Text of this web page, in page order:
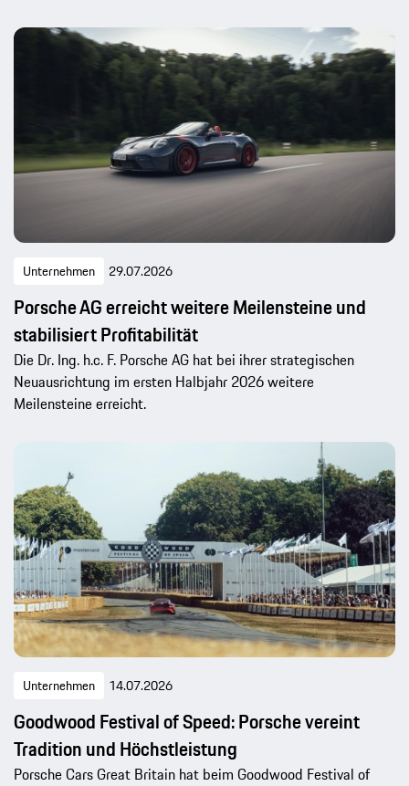
Unternehmen 29.07.2026
Porsche AG erreicht weitere Meilensteine und
stabilisiert Profitabilität
Die Dr. Ing. h.c. F. Porsche AG hat bei ihrer strategischen
Neuausrichtung im ersten Halbjahr 2026 weitere
Meilensteine erreicht.
Unternehmen 14.07.2026
Goodwood Festival of Speed: Porsche vereint
Tradition und Höchstleistung
Porsche Cars Great Britain hat beim Goodwood Festival of